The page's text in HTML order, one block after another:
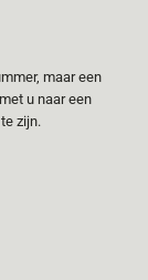
maar een
u naar een
zijn.